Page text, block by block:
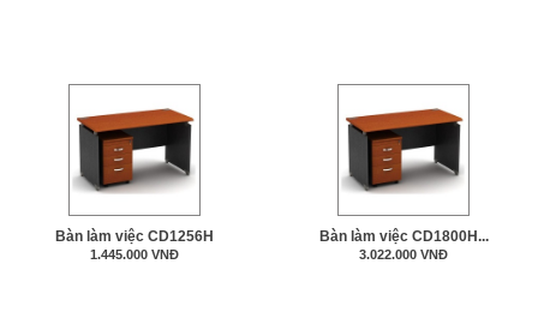
Bàn làm việc CD1256H
1.445.000 VNĐ
Bàn làm việc CD1800H...
3.022.000 VNĐ